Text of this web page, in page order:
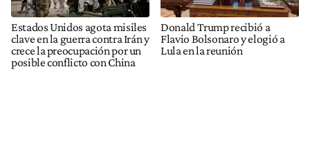
Estados Unidos agota misiles
clave en la guerra contra Irán y
crece la preocupación por un
posible conflicto con China
Donald Trump recibió a
Flavio Bolsonaro y elogió a
Lula en la reunión